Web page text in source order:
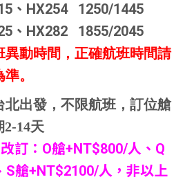
、HX254 1250/1445
、HX282 1855/2045
異動時間，正確航班時間請
。
北出發，不限航班，訂位艙
14天
訂：O艙+NT$800/人、Q
S艙+NT$2100/人，非以上